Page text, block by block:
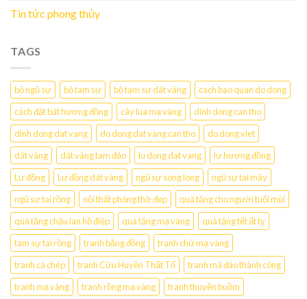
Tin tức phong thủy
TAGS
bộ ngũ sự bộ tam sự bộ tam sự dát vàng
cach bao quan do dong
cách đặt bát hương đồng
cây lúa mạ vàng
dinh dong can tho
dinh dong dat vang
do dong dat vang can tho
do dong viet
dát vàng
dát vàng tam đảo lu dong dat vang
lư hương đồng
Lư đồng
Lư đồng dát vàng ngũ sự song long
ngũ sự tai mây
ngũ sự tai rồng
nội thất phòng thờ đẹp
quà tặng cho người tuổi mùi
quà tặng chậu lan hồ điệp
quà tặng mạ vàng
quà tặng tết ất tỵ
tam sự tai rồng
tranh bằng đồng
tranh chữ mạ vàng
tranh cá chép
tranh Cửu Huyền Thất Tổ
tranh mã đáo thành công
tranh mạ vàng
tranh rồng mạ vàng tranh thuyền buồm